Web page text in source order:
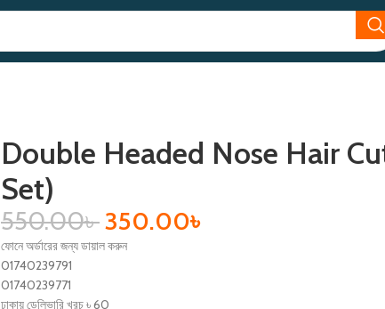
Double Headed Nose Hair
Set)
550.00৳350.00৳
ফোনে অর্ডারের জন্য ডায়াল করুন
01740239791
01740239771
ঢাকায় ডেলিভারি খরচ ৳ 60